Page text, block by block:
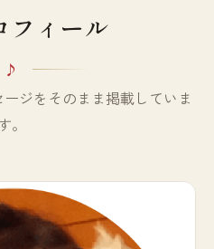
フィール
ジをそのまま掲載していま
。